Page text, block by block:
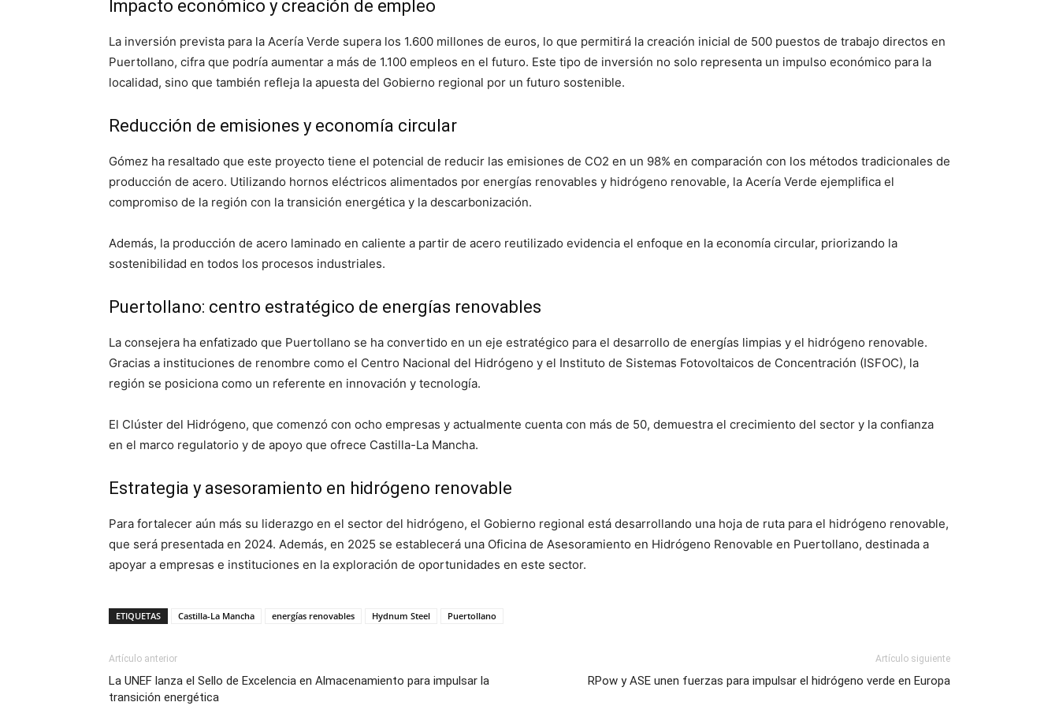
Impacto económico y creación de empleo
La inversión prevista para la Acería Verde supera los 1.600 millones de euros, lo que permitirá la creación inicial de 500 puestos de trabajo directos en
Puertollano, cifra que podría aumentar a más de 1.100 empleos en el futuro. Este tipo de inversión no solo representa un impulso económico para la
localidad, sino que también refleja la apuesta del Gobierno regional por un futuro sostenible.
Reducción de emisiones y economía circular
Gómez ha resaltado que este proyecto tiene el potencial de reducir las emisiones de CO2 en un 98% en comparación con los métodos tradicionales de
producción de acero. Utilizando hornos eléctricos alimentados por energías renovables y hidrógeno renovable, la Acería Verde ejemplifica el
compromiso de la región con la transición energética y la descarbonización.
Además, la producción de acero laminado en caliente a partir de acero reutilizado evidencia el enfoque en la economía circular, priorizando la
sostenibilidad en todos los procesos industriales.
Puertollano: centro estratégico de energías renovables
La consejera ha enfatizado que Puertollano se ha convertido en un eje estratégico para el desarrollo de energías limpias y el hidrógeno renovable.
Gracias a instituciones de renombre como el Centro Nacional del Hidrógeno y el Instituto de Sistemas Fotovoltaicos de Concentración (ISFOC), la
región se posiciona como un referente en innovación y tecnología.
El Clúster del Hidrógeno, que comenzó con ocho empresas y actualmente cuenta con más de 50, demuestra el crecimiento del sector y la confianza
en el marco regulatorio y de apoyo que ofrece Castilla-La Mancha.
Estrategia y asesoramiento en hidrógeno renovable
Para fortalecer aún más su liderazgo en el sector del hidrógeno, el Gobierno regional está desarrollando una hoja de ruta para el hidrógeno renovable,
que será presentada en 2024. Además, en 2025 se establecerá una Oficina de Asesoramiento en Hidrógeno Renovable en Puertollano, destinada a
apoyar a empresas e instituciones en la exploración de oportunidades en este sector.
ETIQUETAS Castilla-La Mancha energías renovables Hydnum Steel Puertollano
Artículo anterior
La UNEF lanza el Sello de Excelencia en Almacenamiento para impulsar la
transición energética
Artículo siguiente
RPow y ASE unen fuerzas para impulsar el hidrógeno verde en Europa